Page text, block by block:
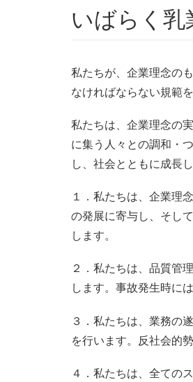
いばらく
私たちが、企業理念の
なければならない規範
私たちは、企業理念の
に集う人々との調和・
し、社会とともに成長
１．私たちは、企業理
の発展に寄与し、そし
します。
２．私たちは、品質管
します。事故発生時に
３．私たちは、業務の
を行います。反社会的
４．私たちは、全ての